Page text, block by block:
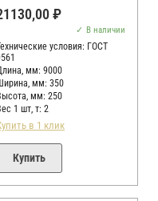
₽
В наличии
условия: ГОСТ
мм: 9000
мм: 350
мм: 250
1 шт, т: 2
в 1 клик
Купить